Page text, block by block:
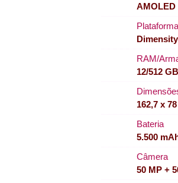
AMOLED
Plataforma
RAM/
12/512 GB
162,7 x
Bateria
5.500
Câmera
50 MP +